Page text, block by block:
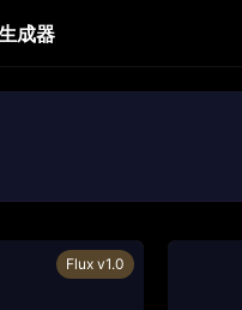
成器
Flux v1.0